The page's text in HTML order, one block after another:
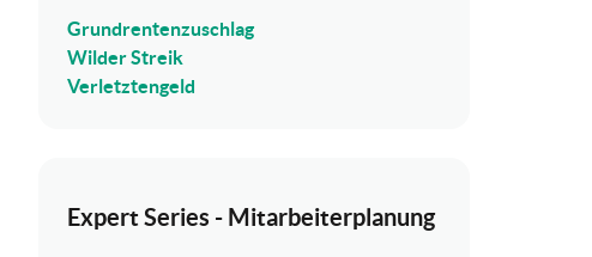
Grundrentenzuschlag
Wilder Streik
Verletztengeld
Expert Series - Mitarbeiterplanung